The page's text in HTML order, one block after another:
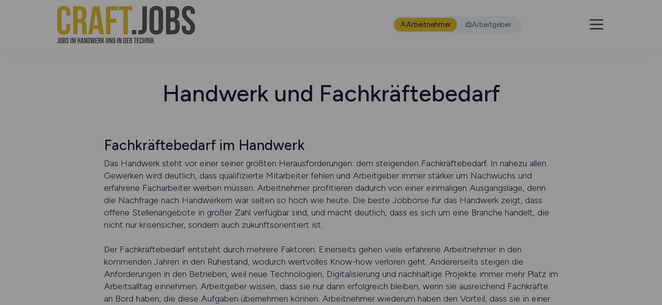
Arbeitnehmer Arbeitgeber
Handwerk und Fachkräftebedarf
Fachkräftebedarf im Handwerk
Das Handwerk steht vor einer seiner größten Herausforderungen: dem steigenden Fachkräftebedarf. In nahezu allen
Gewerken wird deutlich, dass qualifizierte Mitarbeiter fehlen und Arbeitgeber immer stärker um Nachwuchs und
erfahrene Facharbeiter werben müssen. Arbeitnehmer profitieren dadurch von einer einmaligen Ausgangslage, denn
die Nachfrage nach Handwerkern war selten so hoch wie heute. Die beste Jobbörse für das Handwerk zeigt, dass
offene Stellenangebote in großer Zahl verfügbar sind, und macht deutlich, dass es sich um eine Branche handelt, die
nicht nur krisensicher, sondern auch zukunftsorientiert ist.
Der Fachkräftebedarf entsteht durch mehrere Faktoren. Einerseits gehen viele erfahrene Arbeitnehmer in den
kommenden Jahren in den Ruhestand, wodurch wertvolles Know-how verloren geht. Andererseits steigen die
Anforderungen in den Betrieben, weil neue Technologien, Digitalisierung und nachhaltige Projekte immer mehr Platz im
Arbeitsalltag einnehmen. Arbeitgeber wissen, dass sie nur dann erfolgreich bleiben, wenn sie ausreichend Fachkräfte
an Bord haben, die diese Aufgaben übernehmen können. Arbeitnehmer wiederum haben den Vorteil, dass sie in einer